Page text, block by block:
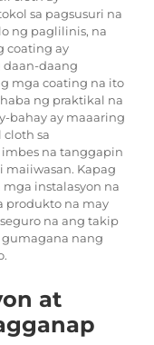
sa pagsusuri na
ng paglilinis, na
coating ay
daang
mga coating na ito
ng praktikal na
bahay ay maaaring
sa
na tanggapin
Kapag
instalasyon na
produkto na may
na ang takip
nang
at